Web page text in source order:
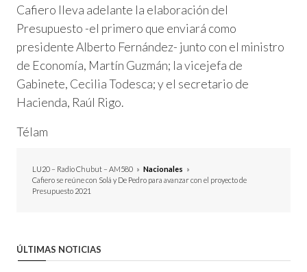
Cafiero lleva adelante la elaboración del
Presupuesto -el primero que enviará como
presidente Alberto Fernández- junto con el ministro
de Economía, Martín Guzmán; la vicejefa de
Gabinete, Cecilia Todesca; y el secretario de
Hacienda, Raúl Rigo.
Télam
LU20 – Radio Chubut – AM580 » Nacionales »
Cafiero se reúne con Solá y De Pedro para avanzar con el proyecto de
Presupuesto 2021
ÚLTIMAS NOTICIAS